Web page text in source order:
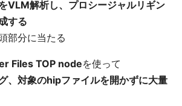
VLM解析し、プロシージャルリギン
する
部分に当たる
Files TOP nodeを使って
、対象のhipファイルを開かずに大量